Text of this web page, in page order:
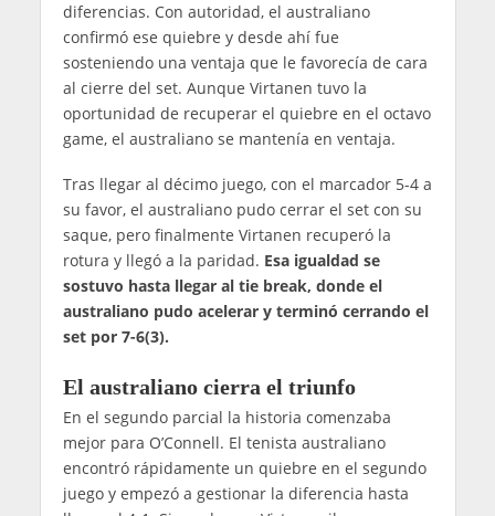
diferencias. Con autoridad, el australiano
confirmó ese quiebre y desde ahí fue
sosteniendo una ventaja que le favorecía de cara
al cierre del set. Aunque Virtanen tuvo la
oportunidad de recuperar el quiebre en el octavo
game, el australiano se mantenía en ventaja.
Tras llegar al décimo juego, con el marcador 5-4 a
su favor, el australiano pudo cerrar el set con su
saque, pero finalmente Virtanen recuperó la
rotura y llegó a la paridad. Esa igualdad se
sostuvo hasta llegar al tie break, donde el
australiano pudo acelerar y terminó cerrando el
set por 7-6(3).
El australiano cierra el triunfo
En el segundo parcial la historia comenzaba
mejor para O’Connell. El tenista australiano
encontró rápidamente un quiebre en el segundo
juego y empezó a gestionar la diferencia hasta